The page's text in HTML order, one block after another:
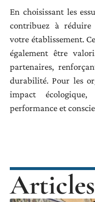
En choisissant les
contribuez à réduire
votre établissement.
également être
partenaires,
durabilité. Pour les
impact
performance et